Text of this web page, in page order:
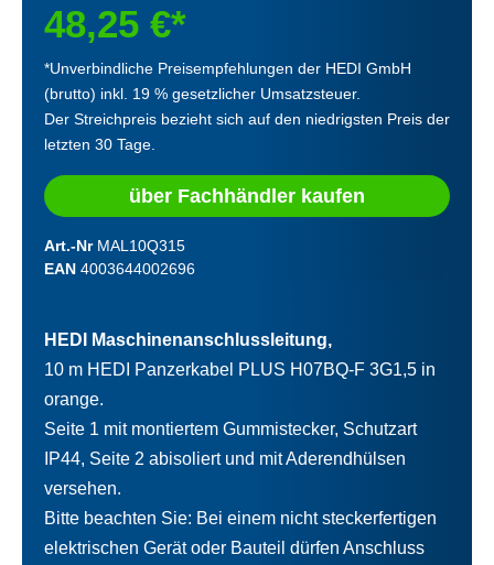
48,25 €*
*Unverbindliche Preisempfehlungen der HEDI GmbH
(brutto) inkl. 19 % gesetzlicher Umsatzsteuer.
Der Streichpreis bezieht sich auf den niedrigsten Preis der
letzten 30 Tage.
über Fachhändler kaufen
Art.-Nr MAL10Q315
EAN 4003644002696
HEDI Maschinenanschlussleitung,
10 m HEDI Panzerkabel PLUS H07BQ-F 3G1,5 in
orange.
Seite 1 mit montiertem Gummistecker, Schutzart
IP44, Seite 2 abisoliert und mit Aderendhülsen
versehen.
Bitte beachten Sie: Bei einem nicht steckerfertigen
elektrischen Gerät oder Bauteil dürfen Anschluss